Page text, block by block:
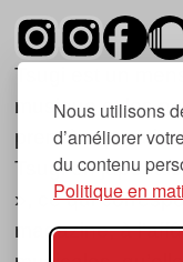
Nous utilisons
d’améliorer
du contenu
Politique en
Tsugi est un
musique et les
première
Tsugi en
», ce qui
magazine, à